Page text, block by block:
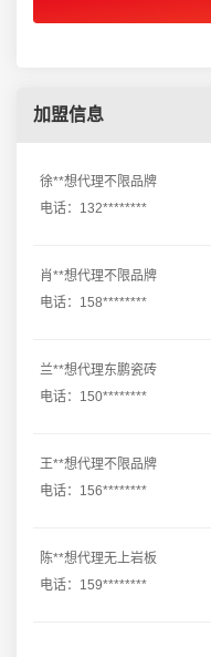
加盟信息
徐**想代理不限品牌
电话：132********
肖**想代理不限品牌
电话：158********
兰**想代理东鹏瓷砖
电话：150********
王**想代理不限品牌
电话：156********
陈**想代理无上岩板
电话：159********